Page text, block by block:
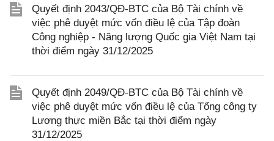
Quyết định 2043/QĐ-BTC của Bộ Tài chính về
việc phê duyệt mức vốn điều lệ của Tập đoàn
Công nghiệp - Năng lượng Quốc gia Việt Nam tại
thời điểm ngày 31/12/2025
Quyết định 2049/QĐ-BTC của Bộ Tài chính về
việc phê duyệt mức vốn điều lệ của Tổng công ty
Lương thực miền Bắc tại thời điểm ngày
31/12/2025